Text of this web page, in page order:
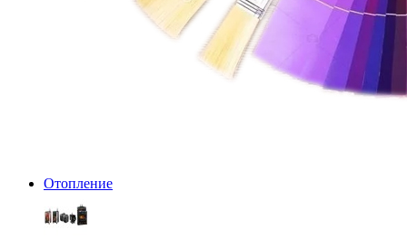
Отопление